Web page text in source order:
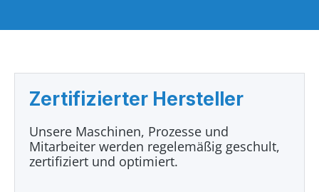
Zertifizierter Hersteller
Unsere Maschinen, Prozesse und
Mitarbeiter werden regelemäßig geschult,
zertifiziert und optimiert.